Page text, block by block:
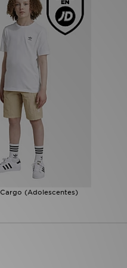
(Adolescentes)